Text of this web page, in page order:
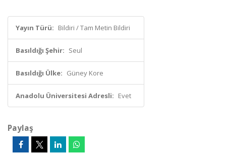
Yayın Türü: Bildiri / Tam Metin Bildiri
Basıldığı Şehir: Seul
Basıldığı Ülke: Güney Kore
Anadolu Üniversitesi Adresli: Evet
Paylaş